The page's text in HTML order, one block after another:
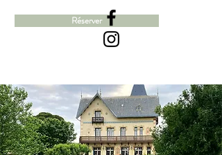
Réserver